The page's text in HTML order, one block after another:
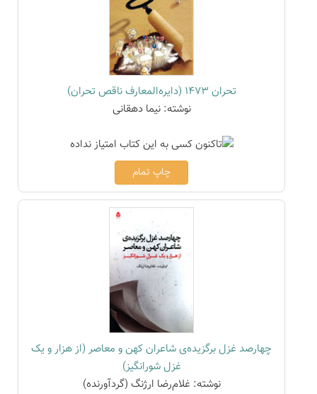
تحران 1473 (دایره‌المعارف ناقص تحران)
نوشته: نیما دهقانی
چاپ تمام
چهارصد غزل برگزیده‌ی شاعران کهن و معاصر (از هزار و یک
غزل شورانگیز)
نوشته: غلام‌رضا ارژنگ (گردآورنده)